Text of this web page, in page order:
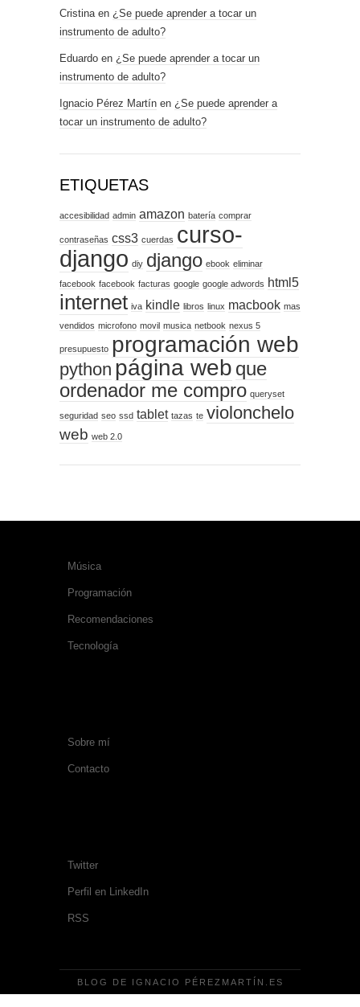
Cristinaen ¿Se puede aprender a tocar un
instrumento de adulto?
Eduardo en ¿Se puede aprender a tocar un
instrumento de adulto?
Ignacio Pérez Martín en ¿Se puede aprender a
tocar un instrumento de adulto?
ETIQUETAS
accesibilidad admin amazon batería comprar
contraseñas css3 cuerdas curso-
django diy django ebook eliminar
facebook facebook facturas google google adwords html5
internet iva kindle libros linux macbook mas
vendidos microfono movil musica netbook nexus 5
presupuesto programación web
python página web que
ordenador me compro queryset
seguridad seo ssd tablet tazas te violonchelo
web web 2.0
Música
Programación
Recomendaciones
Tecnología
Sobre mí
Contacto
Twitter
Perfil en LinkedIn
RSS
BLOG DE IGNACIO PÉREZMARTÍN.ES